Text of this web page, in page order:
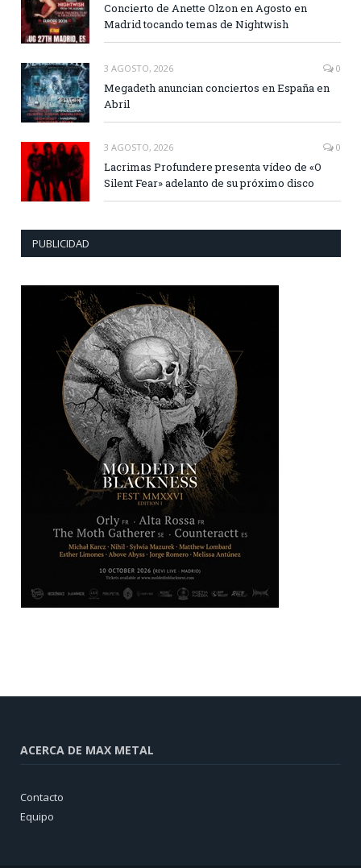
Concierto de Anette Olzon en Agosto en
Madrid tocando temas de Nightwish
3 AGOSTO, 2026 0
Megadeth anuncian conciertos en España en
Abril
3 AGOSTO, 2026 0
Lacrimas Profundere presenta vídeo de «O
Silent Fear» adelanto de su próximo disco
PUBLICIDAD
ACERCA DE MAX METAL
Contacto
Equipo